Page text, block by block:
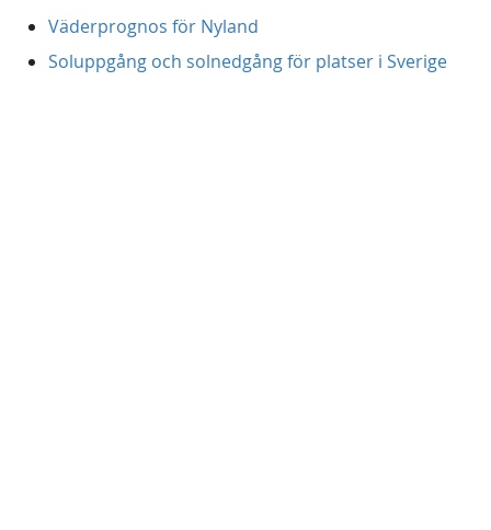
Väderprognos för Nyland
Soluppgång och solnedgång för platser i Sverige